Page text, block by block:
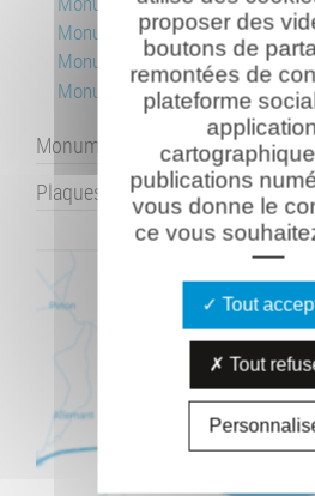
Monument de la 164e DI
Monument du Plateau de
Monument du R.I.C.M.
Monuments individuels
Plaques commémoratives
proposer des
boutons de
remontées de
plateforme
publications
vous donne le
ce vous
Tout
Tout